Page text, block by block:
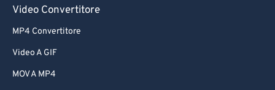
Video Convertitore
MP4 Convertitore
Video A GIF
MOV A MP4